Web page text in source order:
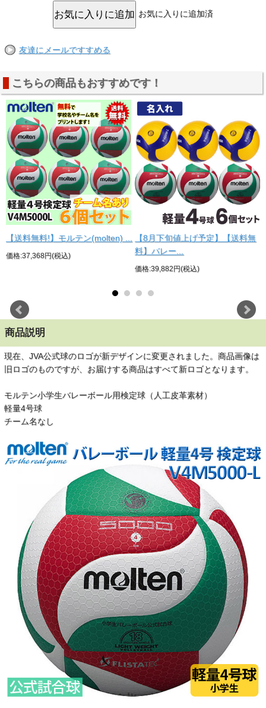
お気に入りに追加済
友達にメールですすめる
こちらの商品もおすすめです！
【送料無料!】モルテン(molten) ...
価格:37,368円(税込)
【8月下旬値上げ予定】【送料無
料】バレー...
価格:39,882円(税込)
商品説明
現在、JVA公式球のロゴが新デザインに変更されました。商品画像は
旧ロゴのものですが、お届けする商品はすべて新ロゴとなります。
モルテン小学生バレーボール用検定球（人工皮革素材）
軽量4号球
チーム名なし